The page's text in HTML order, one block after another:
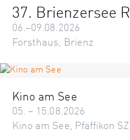
37. Brienzersee
06.–09.08.2026
Forsthaus, Brienz
Kino am See
05. – 15.08.2026
Kino am See, Pfäffikon SZ